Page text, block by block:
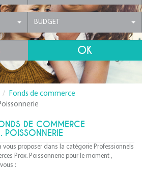
BUDGET
Fonds de commerce
DE COMMERCE
vous proposer dans la catégorie Professionnels
Prox. Poissonnerie pour le moment ,
: